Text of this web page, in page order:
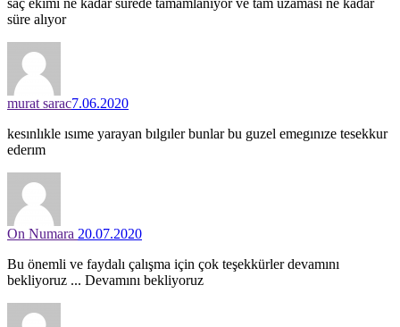
saç ekimi ne kadar sürede tamamlanıyor ve tam uzaması ne kadar
süre alıyor
murat sarac7.06.2020
kesınlıkle ısıme yarayan bılgıler bunlar bu guzel emegınıze tesekkur
ederım
On Numara 20.07.2020
Bu önemli ve faydalı çalışma için çok teşekkürler devamını
bekliyoruz ... Devamını bekliyoruz